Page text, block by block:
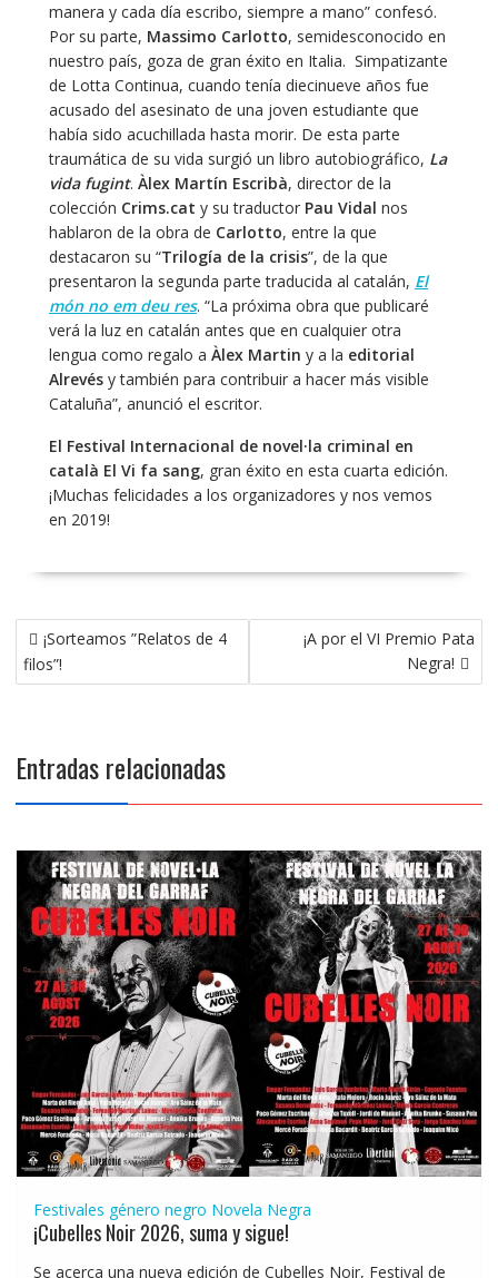
manera y cada día escribo, siempre a mano” confesó.
Por su parte, Massimo Carlotto, semidesconocido en
nuestro país, goza de gran éxito en Italia. Simpatizante
de Lotta Continua, cuando tenía diecinueve años fue
acusado del asesinato de una joven estudiante que
había sido acuchillada hasta morir. De esta parte
traumática de su vida surgió un libro autobiográfico, La
vida fugint. Àlex Martín Escribà, director de la
colección Crims.cat y su traductor Pau Vidal nos
hablaron de la obra de Carlotto, entre la que
destacaron su “Trilogía de la crisis”, de la que
presentaron la segunda parte traducida al catalán, El
món no em deu res. “La próxima obra que publicaré
verá la luz en catalán antes que en cualquier otra
lengua como regalo a Àlex Martin y a la editorial
Alrevésy también para contribuir a hacer más visible
Cataluña”, anunció el escritor.
El Festival Internacional de novel·la criminal en
català El Vi fa sang, gran éxito en esta cuarta edición.
¡Muchas felicidades a los organizadores y nos vemos
en 2019!
Navegación
de
entradas
¡Sorteamos ”Relatos de 4
filos”!
¡A por el VI Premio Pata
Negra!
Entradas relacionadas
Festivales género negro Novela Negra
¡Cubelles Noir 2026, suma y sigue!
Se acerca una nueva edición de Cubelles Noir, Festival de